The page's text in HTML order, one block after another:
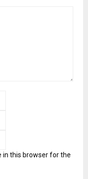
in this browser for the